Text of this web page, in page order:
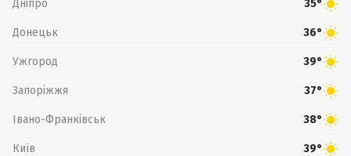
Дніпро 35°
Донецьк 36°
Ужгород 39°
Запоріжжя 37°
Івано-Франківськ 38°
Київ 39°